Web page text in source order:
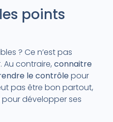
points
? Ce n’est pas
Au contraire, connaitre
le contrôlepour
pas être bon partout,
développer ses